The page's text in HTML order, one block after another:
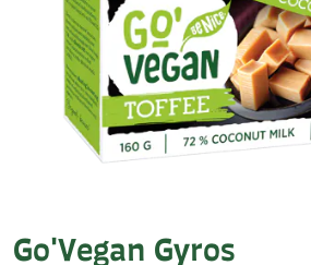
Go'Vegan Gyros